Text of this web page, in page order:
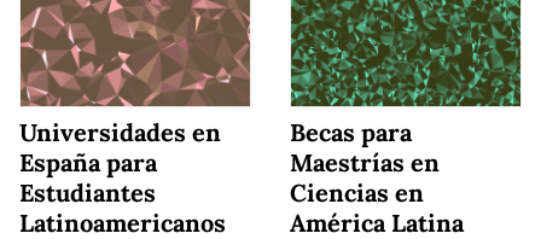
Universidades en
España para
Estudiantes
Latinoamericanos
Becas para
Maestrías en
Ciencias en
América Latina